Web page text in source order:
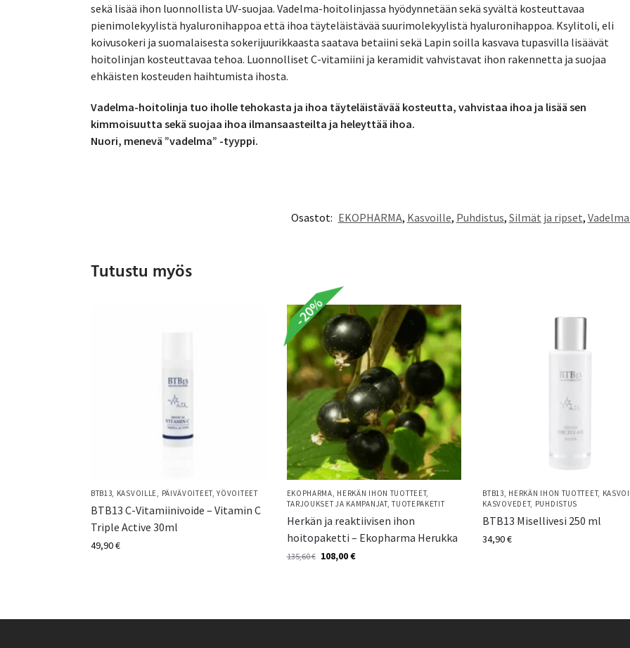
sekä lisää ihon luonnollista UV-suojaa. Vadelma-hoitolinjassa hyödynnetään sekä syvältä kosteuttavaa
pienimolekyylistä hyaluronihappoa että ihoa täyteläistävää suurimolekyylistä hyaluronihappoa. Ksylitoli, eli
koivusokeri ja suomalaisesta sokerijuurikkaasta saatava betaiini sekä Lapin soilla kasvava tupasvilla lisäävät
hoitolinjan kosteuttavaa tehoa. Luonnolliset C-vitamiini ja keramidit vahvistavat ihon rakennetta ja suojaa
ehkäisten kosteuden haihtumista ihosta.
Vadelma-hoitolinja tuo iholle tehokasta ja ihoa täyteläistävää kosteutta, vahvistaa ihoa ja lisää sen
kimmoisuutta sekä suojaa ihoa ilmansaasteilta ja heleyttää ihoa.
Nuori, menevä ”vadelma” -tyyppi.
Osastot: EKOPHARMA, Kasvoille, Puhdistus, Silmät ja ripset,
Tutustu myös
BTB13, KASVOILLE, PÄIVÄVOITEET,YÖVOITEET
BTB13 C-Vitamiinivoide – Vitamin C
Triple Active 30ml
49,90€
-20%
EKOPHARMA, HERKÄN IHON TUOTTEET,
TARJOUKSET JA KAMPANJAT,TUOTEPAKETIT
Herkän ja reaktiivisen ihon
hoitopaketti – Ekopharma Herukka
135,60€ 108,00€
BTB13, HERKÄN IHON TUOTTEET,
KASVOVEDET, PUHDISTUS
BTB13 Misellivesi 250 ml
34,90€